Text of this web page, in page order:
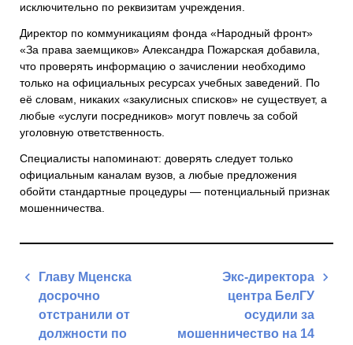
исключительно по реквизитам учреждения.
Директор по коммуникациям фонда «Народный фронт»
«За права заемщиков» Александра Пожарская добавила,
что проверять информацию о зачислении необходимо
только на официальных ресурсах учебных заведений. По
её словам, никаких «закулисных списков» не существует, а
любые «услуги посредников» могут повлечь за собой
уголовную ответственность.
Специалисты напоминают: доверять следует только
официальным каналам вузов, а любые предложения
обойти стандартные процедуры — потенциальный признак
мошенничества.
Навигация
записям
Главу Мценска
досрочно
отстранили от
должности по
Экс-директора
центра БелГУ
осудили за
мошенничество на 14